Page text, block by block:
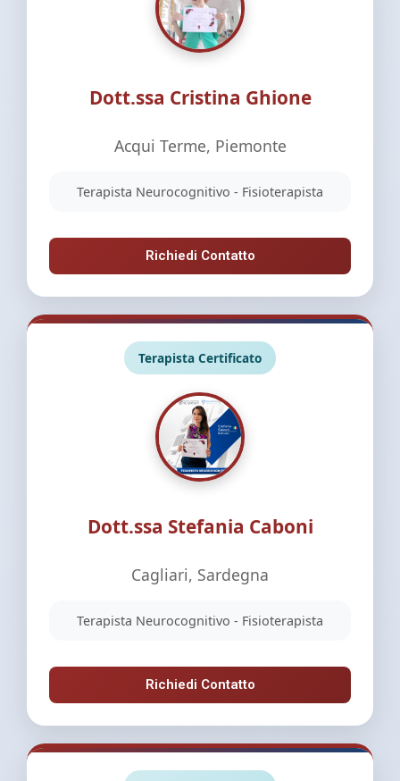
Dott.ssa Cristina Ghione
Acqui Terme, Piemonte
Terapista Neurocognitivo - Fisioterapista
Richiedi Contatto
Terapista Certificato
Dott.ssa Stefania Caboni
Cagliari, Sardegna
Terapista Neurocognitivo - Fisioterapista
Richiedi Contatto